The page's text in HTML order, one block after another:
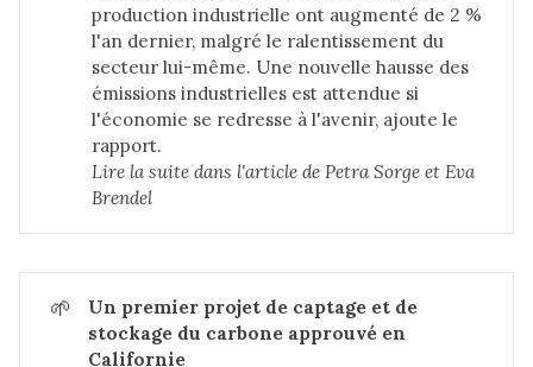
production industrielle ont augmenté de 2 %
l'an dernier, malgré le ralentissement du
secteur lui-même. Une nouvelle hausse des
émissions industrielles est attendue si
l'économie se redresse à l'avenir, ajoute le
rapport.
Lire la suite dans l'article de Petra Sorge et Eva
Brendel
🌱
Un premier projet de captage et de
stockage du carbone approuvé en
Californie